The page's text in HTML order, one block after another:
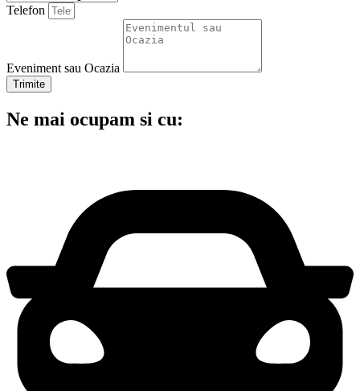
Telefon
Eveniment sau Ocazia
Trimite
Ne mai ocupam si cu: